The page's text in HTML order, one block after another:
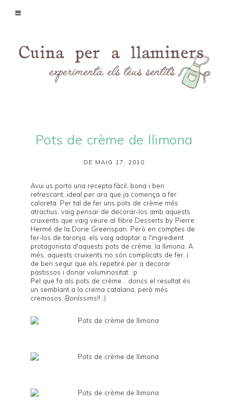
Pots de crème de llimona
DE MAIG 17, 2010
Avui us porto una recepta fàcil, bona i ben
refrescant, ideal per ara que ja comença a fer
caloreta. Per tal de fer uns pots de crème més
atractius, vaig pensar de decorar-los amb aquests
cruixents que vaig veure al llibre Desserts by Pierre
Hermé de la Dorie Greenspan . Però en comptes de
fer-los de taronja, els vaig adaptar a l'ingredient
protagonista d'aquests pots de crème, la llimona. A
més, aquests cruixents no són complicats de fer, i
de ben segur que els repetiré per a decorar
pastissos i donar voluminositat. :p
Pel que fa als pots de crème... doncs el resultat és
un semblant a la crema catalana, però més
cremosos. Boníssims!! ;)